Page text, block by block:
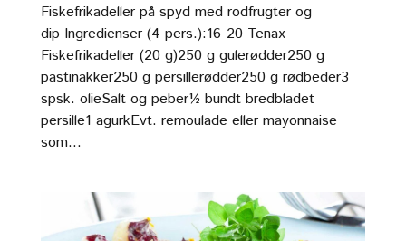
Fiskefrikadeller på spyd med rodfrugter og
dip Ingredienser (4 pers.):16-20 Tenax
Fiskefrikadeller (20 g)250 g gulerødder250 g
pastinakker250 g persillerødder250 g rødbeder3
spsk. olieSalt og peber½ bundt bredbladet
persille1 agurkEvt. remoulade eller mayonnaise
som...